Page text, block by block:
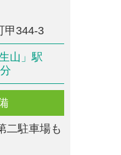
甲344-3
山」駅
二駐車場も